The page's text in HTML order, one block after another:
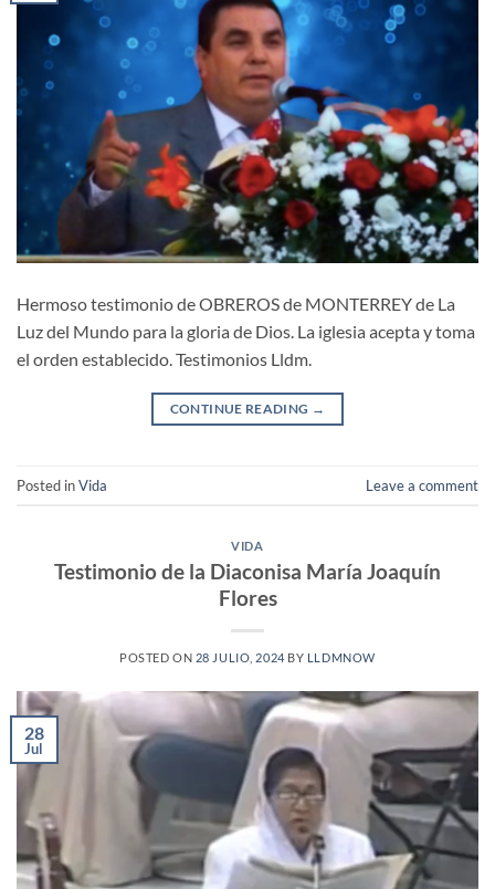
Hermoso testimonio de OBREROS de MONTERREY de La
Luz del Mundo para la gloria de Dios. La iglesia acepta y toma
el orden establecido. Testimonios Lldm.
CONTINUE READING →
Posted inVida Leave a comment
VIDA
Testimonio de la Diaconisa María Joaquín
Flores
POSTED ON 28 JULIO, 2024 BY LLDMNOW
28
Jul